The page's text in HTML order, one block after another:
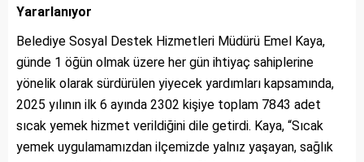
Yararlanıyor
Belediye Sosyal Destek Hizmetleri Müdürü Emel Kaya,
günde 1 öğün olmak üzere her gün ihtiyaç sahiplerine
yönelik olarak sürdürülen yiyecek yardımları kapsamında,
2025 yılının ilk 6 ayında 2302 kişiye toplam 7843 adet
sıcak yemek hizmet verildiğini dile getirdi. Kaya, “Sıcak
yemek uygulamamızdan ilçemizde yalnız yaşayan, sağlık